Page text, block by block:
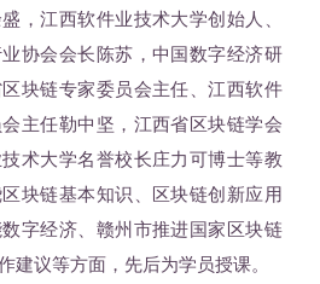
，江西软件业技术大学创始人、
协会会长陈苏，中国数字经济研
块链专家委员会主任、江西软件
主任勒中坚，江西省区块链学会
术大学名誉校长庄力可博士等教
块链基本知识、区块链创新应用
字经济、赣州市推进国家区块链
建议等方面，先后为学员授课。